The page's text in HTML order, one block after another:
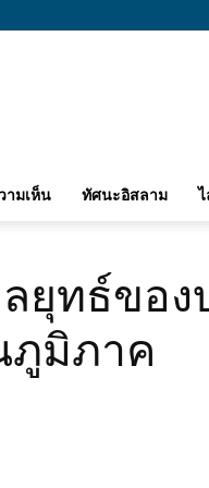
ามเห็น ทัศนะอิสลาม
ยุทธ์ขอ
ภูมิภาค